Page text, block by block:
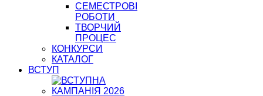
СЕМЕСТРОВІ
РОБОТИ
ТВОРЧИЙ
ПРОЦЕС
КОНКУРСИ
КАТАЛОГ
ВСТУП